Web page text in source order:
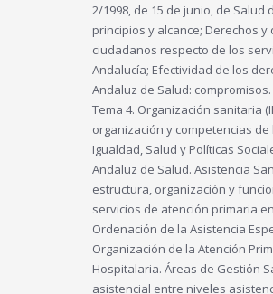
2/1998, de 15 de junio, de Salud
principios y alcance; Derechos
ciudadanos respecto de los
Andalucía; Efectividad de los
Andaluz de Salud: compromisos.
Tema 4. Organización sanitaria
organización y competencias
Igualdad, Salud y Políticas
Andaluz de Salud. Asistencia
estructura, organización y
servicios de atención primaria
Ordenación de la Asistencia
Organización de la Atención
Hospitalaria. Áreas de Gestión
asistencial entre niveles